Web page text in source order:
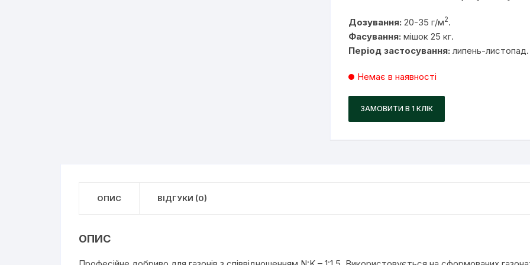
Дозування: 20-35 г/м2.
Фасування: мішок 25 кг.
Період застосування: липень-листопад.
Немає в наявності
ЗАМОВИТИ В 1 КЛІК
ОПИС ВІДГУКИ (0)
ОПИС